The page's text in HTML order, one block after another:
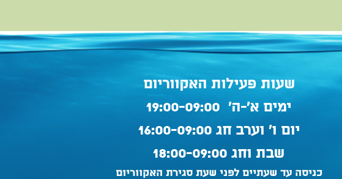
שעות פעילות האקווריום
ימים א'-ה' 19:00-09:00
יום ו' וערב חג 16:00-09:00
שבת וחג 18:00-09:00
כניסה עד שעתיים לפני שעת סגירת האקווריום